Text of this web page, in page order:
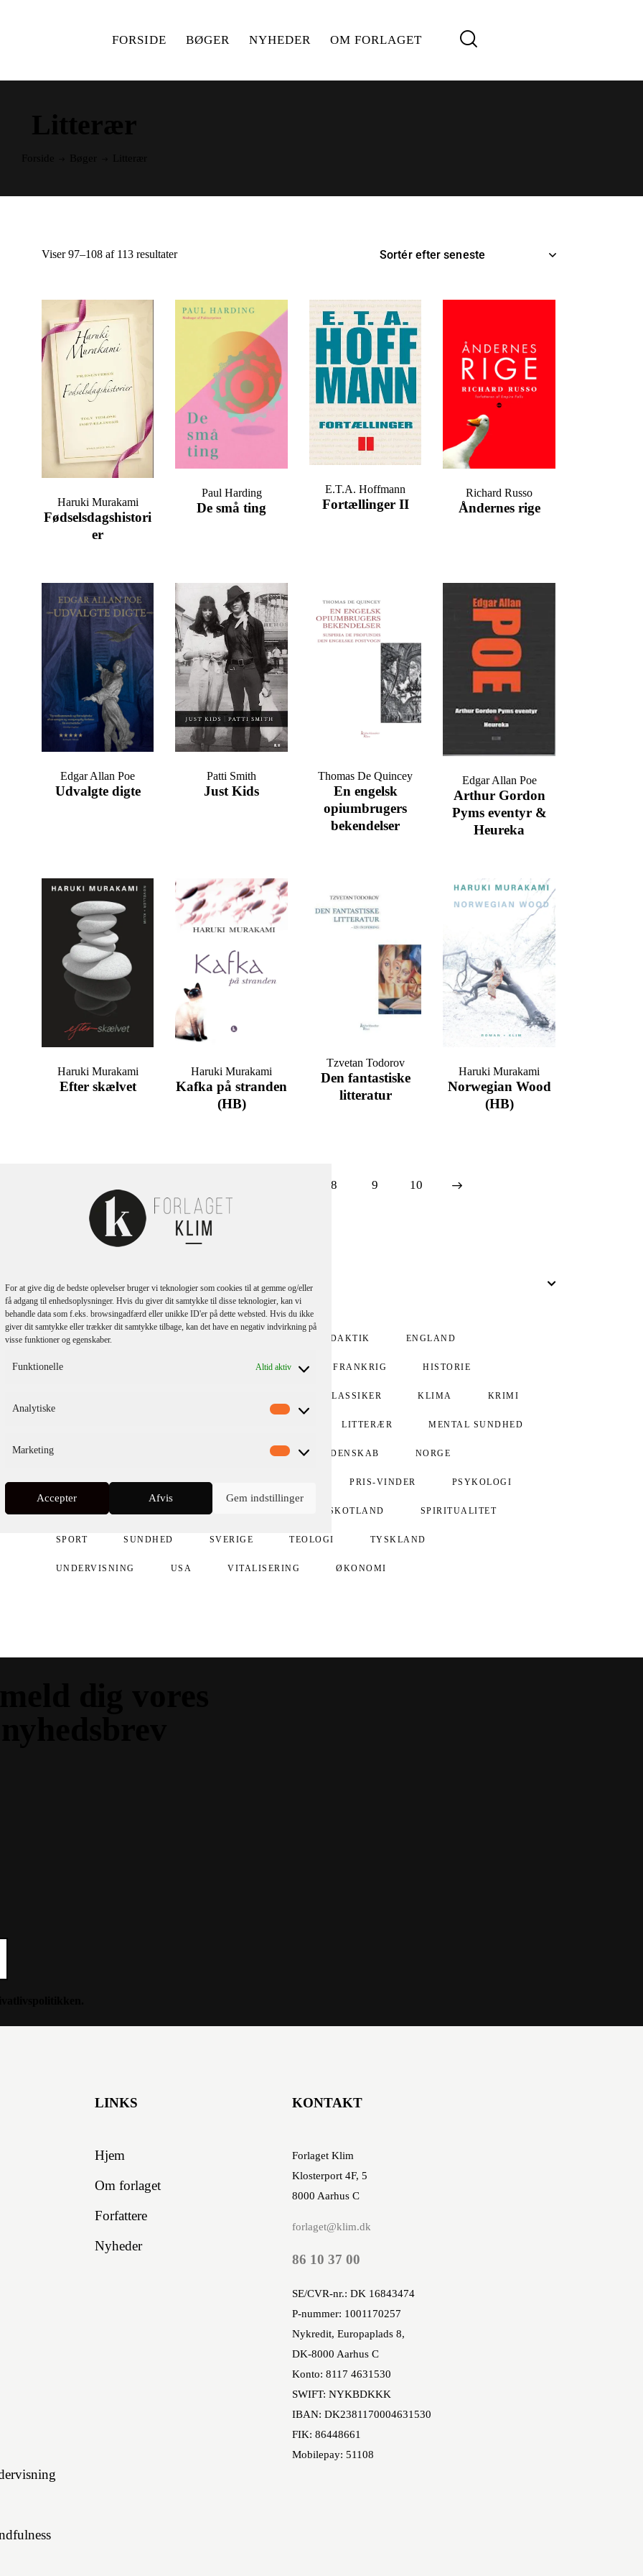
For at give dig de bedste oplevelser bruger vi teknologier som cookies til at gemme og/eller
få adgang til enhedsoplysninger. Hvis du giver dit samtykke til disse teknologier, kan vi
behandle data som f.eks. browsingadfærd eller unikke ID'er på dette websted. Hvis du ikke
giver dit samtykke eller trækker dit samtykke tilbage, kan det have en negativ indvirkning på
visse funktioner og egenskaber.
Funktionelle Altid aktiv
Analytiske
Marketing
Accepter Afvis Gem indstillinger
FORSIDE BØGER NYHEDER OM FORLAGET
Viser 97–108 af 113 resultater
Fødselsdagshistori
er
Haruki Murakami De små ting
Paul Harding
Fortællinger II
E.T.A. Hoffmann
Åndernes rige
Richard Russo
Udvalgte digte
Edgar Allan Poe
Just Kids
Patti Smith
En engelsk
opiumbrugers
bekendelser
Thomas De Quincey
Arthur Gordon
Pyms eventyr &
Heureka
Edgar Allan Poe
Efter skælvet
Haruki Murakami
Kafka på stranden
(HB)
Haruki Murakami
Den fantastiske
litteratur
Tzvetan Todorov
Norwegian Wood
(HB)
Haruki Murakami
8 9 10
EMNER
BIOGRAFI DIDAKTIK ENGLAND
FILMATISERET FODBOLD FRANKRIG HISTORIE
KLASSIKER KLIMA KRIMI
LITTERÆR MENTAL SUNDHED
NEUROVIDENSKAB NORGE
PAPERBACK POLITIK PRIS-VINDER PSYKOLOGI
PÆDAGOGIK SKOTLAND SPIRITUALITET
SPORT SUNDHED SVERIGE TEOLOGI TYSKLAND
UNDERVISNING USA VITALISERING ØKONOMI
LINKS
Hjem
Om forlaget
Forfattere
Nyheder
KONTAKT
Forlaget Klim
Klosterport 4F, 5
8000 Aarhus C
forlaget@klim.dk
86 10 37 00
SE/CVR-nr.: DK 16843474
P-nummer: 1001170257
Nykredit, Europaplads 8,
DK-8000 Aarhus C
Konto: 8117 4631530
SWIFT: NYKBDKKK
IBAN: DK2381170004631530
FIK: 86448661
Mobilepay: 51108